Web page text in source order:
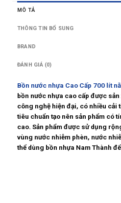
MÔ TẢ
THÔNG TIN BỔ SUNG
BRAND
ĐÁNH GIÁ (0)
Bồn nước nhựa Cao Cấp 700 lít
bồn nước nhựa cao cấp được
công nghệ hiện đại, có nhiều cải
tiêu chuẩn tạo nên sản phẩm có
cao. Sản phẩm được sử dụng
vùng nước nhiễm phèn, nước
thể dùng bồn nhựa Nam Thành